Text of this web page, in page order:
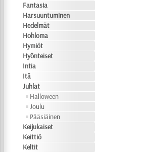
Fantasia
Harsuuntuminen
Hedelmät
Hohloma
Hymiöt
Hyönteiset
Intia
Itä
Juhlat
Halloween
Joulu
Pääsiäinen
Keijukaiset
Keittiö
Keltit